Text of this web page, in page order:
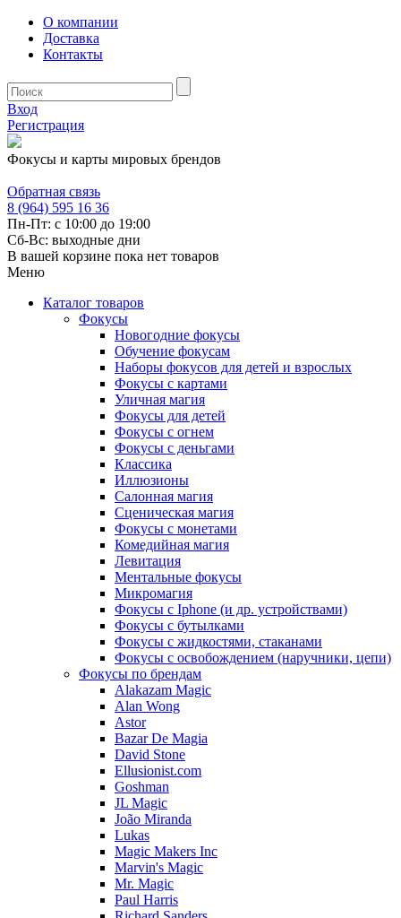
О компании
Доставка
Контакты
Вход
Регистрация
Фокусы и карты мировых брендов
Обратная связь
8 (964) 595 16 36
Пн-Пт: с 10:00 до 19:00
Сб-Вс: выходные дни
В вашей корзине пока нет товаров
Меню
Каталог товаров
Фокусы
Новогодние фокусы
Обучение фокусам
Наборы фокусов для детей и взрослых
Фокусы с картами
Уличная магия
Фокусы для детей
Фокусы с огнем
Фокусы с деньгами
Классика
Иллюзионы
Салонная магия
Сценическая магия
Фокусы с монетами
Комедийная магия
Левитация
Ментальные фокусы
Микромагия
Фокусы с Iphone (и др. устройствами)
Фокусы с бутылками
Фокусы с жидкостями, стаканами
Фокусы с освобождением (наручники, цепи)
Фокусы по брендам
Alakazam Magic
Alan Wong
Astor
Bazar De Magia
David Stone
Ellusionist.com
Goshman
JL Magic
João Miranda
Lukas
Magic Makers Inc
Marvin's Magic
Mr. Magic
Paul Harris